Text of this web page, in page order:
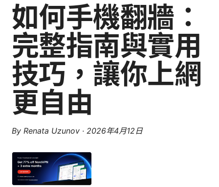
如何手機翻牆：
完整指南與實用
技巧，讓你上網
更自由
By Renata Uzunov · 2026年4月12日